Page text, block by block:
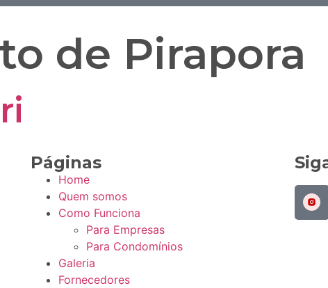
de Pirapora
Páginas
Home
Quem somos
Como Funciona
Para Empresas
Para Condomínios
Galeria
Fornecedores